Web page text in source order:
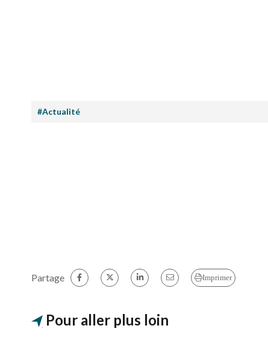
#Actualité
Partage Imprimer
Pour aller plus loin